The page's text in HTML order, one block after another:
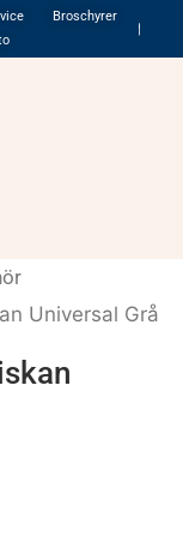
Broschyrer
Universal Grå